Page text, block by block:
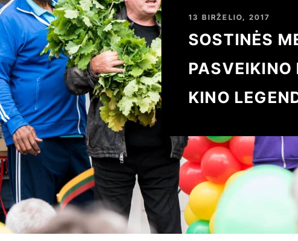
13 BIRŽELIO, 2017
SOSTINĖS
PASVEIKINO
KINO